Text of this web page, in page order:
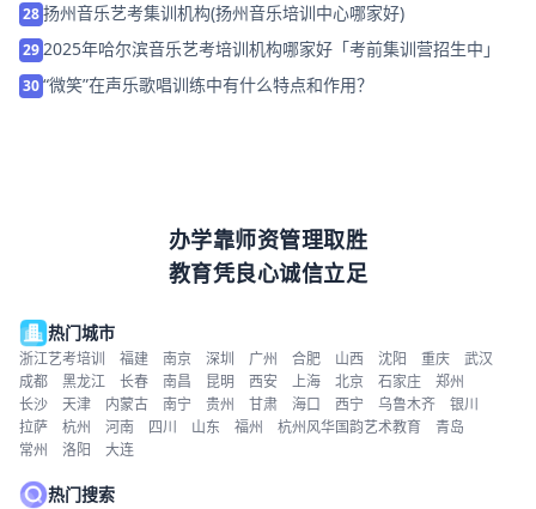
28扬州音乐艺考集训机构(扬州音乐培训中心哪家好)
292025年哈尔滨音乐艺考培训机构哪家好「考前集训营招生中」
30“微笑”在声乐歌唱训练中有什么特点和作用？
办学靠师资管理取胜
教育凭良心诚信立足
热门城市
浙江艺考培训 福建 南京 深圳 广州 合肥 山西 沈阳 重庆
武汉
成都
黑龙江 长春 南昌 昆明 西安 上海 北京 石家庄
郑州
长沙
天津 内蒙古 南宁 贵州 甘肃 海口 西宁 乌鲁木齐
银川
拉萨
杭州 河南 四川 山东 福州 杭州风华国韵艺术教育
青岛
常州
洛阳 大连
热门搜索